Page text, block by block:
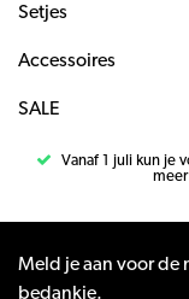
Setjes
Accessoires
SALE
Vanaf 1 juli kun je
Meld je aan voor de
bedankje.